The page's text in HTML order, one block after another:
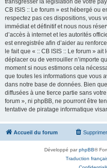
transgresser la législation de votre
CB ISIS :: Le forum » est hébergé ou
respectez pas ces dispositions, vous
immédiat et définitif et nous nous
d’accès à internet et les autorités
est enregistrée afin d’aider au
le fait que « :: CB ISIS :: Le forum »
déplacer ou de verrouiller n’importe
moment si nous estimons cela
que toutes les informations que vous
dans notre base de données. Bien
diffusées à une tierce partie sans
forum », ni phpBB, ne pourront être
tentative de piratage informatique
Accueil du forum
Développé parphpBB®
Traduction